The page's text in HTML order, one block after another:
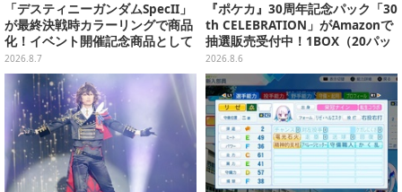
「デスティニーガンダムSpecII」
が最終決戦時カラーリングで商品
化！イベント開催記念商品として
METAL ROBOT魂に新登場
2026.8.7
『ポケカ』30周年記念パック「30
th CELEBRATION」がAmazonで
抽選販売受付中！1BOX（20パッ
ク入り）
2026.8.6